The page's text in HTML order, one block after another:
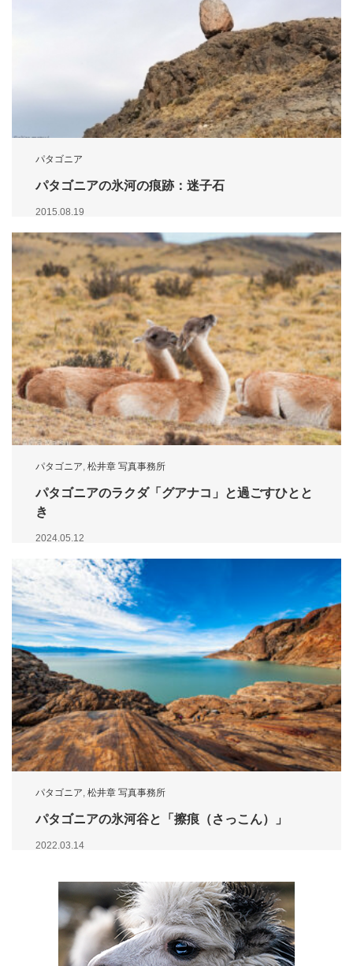
パタゴニア
パタゴニアの氷河の痕跡：迷子石
2015.08.19
パタゴニア, 松井章 写真事務所
パタゴニアのラクダ「グアナコ」と過ごすひとと
き
2024.05.12
パタゴニア 松井章 写真事務所
パタゴニアの氷河谷と「擦痕（さっこん）」
2022.03.14